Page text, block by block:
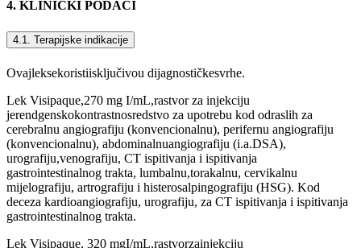
4. KLINIČKI PODACI
4.1. Terapijske indikacije
Ovajleksekoristiisključivou dijagnostičkesvrhe.
Lek Visipaque,270 mg I/mL,rastvor za injekciju
jerendgenskokontrastnosredstvo za upotrebu kod odraslih za
cerebralnu angiografiju (konvencionalnu), perifernu angiografiju
(konvencionalnu), abdominalnuangiografiju (i.a.DSA),
urografiju,venografiju, CT ispitivanja i ispitivanja
gastrointestinalnog trakta, lumbalnu,torakalnu, cervikalnu
mijelografiju, artrografiju i histerosalpingografiju (HSG). Kod
deceza kardioangiografiju, urografiju, za CT ispitivanja i ispitivanja
gastrointestinalnog trakta.
Lek Visipaque, 320 mgI/mL,rastvorzainjekciju